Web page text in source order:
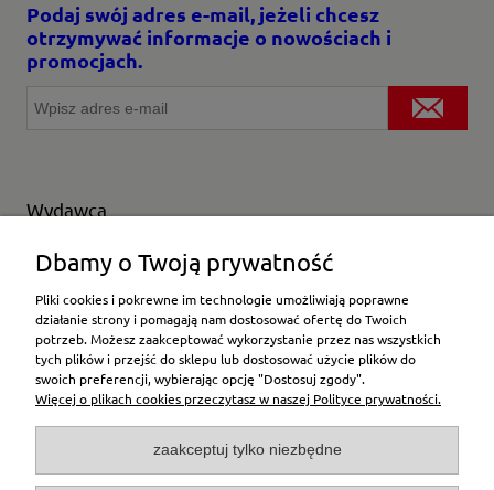
Podaj swój adres e-mail, jeżeli chcesz
otrzymywać informacje o nowościach i
promocjach.
Wydawca
Wybierz producenta
Moje konto
Płatności i dostawa
Pomoc
Dbamy o Twoją prywatność
Pliki cookies i pokrewne im technologie umożliwiają poprawne
działanie strony i pomagają nam dostosować ofertę do Twoich
potrzeb. Możesz zaakceptować wykorzystanie przez nas wszystkich
tych plików i przejść do sklepu lub dostosować użycie plików do
swoich preferencji, wybierając opcję "Dostosuj zgody".
Więcej o plikach cookies przeczytasz w naszej Polityce prywatności.
zaakceptuj tylko niezbędne